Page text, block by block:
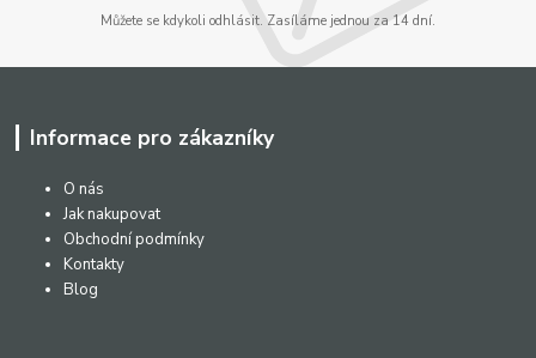
Můžete se kdykoli odhlásit. Zasíláme jednou za 14 dní.
Informace pro zákazníky
O nás
Jak nakupovat
Obchodní podmínky
Kontakty
Blog